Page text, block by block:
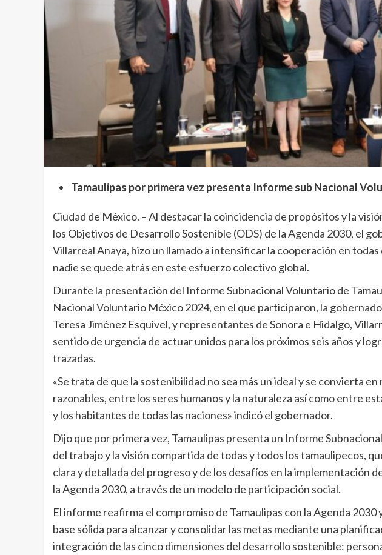
Tamaulipas por primera vez presenta Informe sub Nacional
Ciudad de México. – Al destacar la coincidencia de propósitos y la
los Objetivos de Desarrollo Sostenible (ODS) de la Agenda 2030, el
Villarreal Anaya, hizo un llamado a intensificar la cooperación en
nadie se quede atrás en este esfuerzo colectivo global.
Durante la presentación del Informe Subnacional Voluntario de
Nacional Voluntario México 2024, en el que participaron, la
Teresa Jiménez Esquivel, y representantes de Sonora e Hidalgo,
sentido de urgencia de actuar unidos para los próximos seis años y
trazadas.
«Se trata de que la sostenibilidad no sea más un ideal y se convierta
razonables, entre los seres humanos y la naturaleza así como entre
y los habitantes de todas las naciones» indicó el gobernador.
Dijo que por primera vez, Tamaulipas presenta un Informe
del trabajo y la visión compartida de todas y todos los tamaulipecos,
clara y detallada del progreso y de los desafíos en la implementación
la Agenda 2030, a través de un modelo de participación social.
El informe reafirma el compromiso de Tamaulipas con la Agenda 2030
base sólida para alcanzar y consolidar las metas mediante una
integración de las cinco dimensiones del desarrollo sostenible: